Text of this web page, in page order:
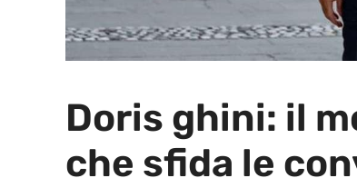
Doris ghini: il
che sfida le